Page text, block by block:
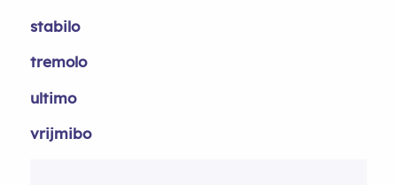
stabilo
tremolo
ultimo
vrijmibo